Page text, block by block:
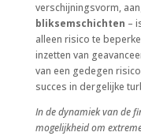
verschijningsvorm,
bliksemschichten –
alleen risico te
inzetten van
van een gedegen
succes in dergelijke
In de dynamiek van de
mogelijkheid om